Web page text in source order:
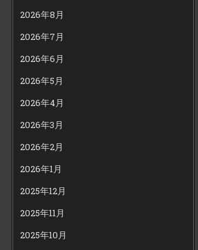
2026年8月
2026年7月
2026年6月
2026年5月
2026年4月
2026年3月
2026年2月
2026年1月
2025年12月
2025年11月
2025年10月